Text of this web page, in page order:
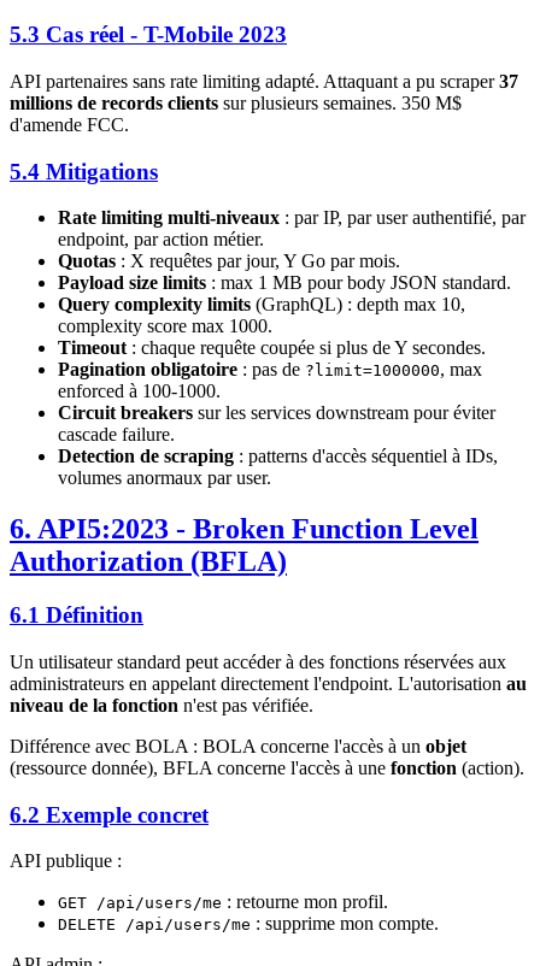
5.3 Cas réel - T-Mobile 2023
API partenaires sans rate limiting adapté. Attaquant a pu scraper37
millions de records clients sur plusieurs semaines. 350 M$
d'amende FCC.
5.4 Mitigations
Rate limiting multi-niveaux : par IP, par user authentifié, par
endpoint, par action métier.
Quotas : X requêtes par jour, Y Go par mois.
Payload size limits : max 1 MB pour body JSON standard.
Query complexity limits (GraphQL) : depth max 10,
complexity score max 1000.
Timeout: chaque requête coupée si plus de Y secondes.
Pagination obligatoire : pas de ?limit=1000000, max
enforced à 100-1000.
Circuit breakers sur les services downstream pour éviter
cascade failure.
Detection de scraping : patterns d'accès séquentiel à IDs,
volumes anormaux par user.
6. API5:2023 - Broken Function Level
Authorization (BFLA)
6.1 Définition
Un utilisateur standard peut accéder à des fonctions réservées aux
administrateurs en appelant directement l'endpoint. L'autorisation au
niveau de la fonction n'est pas vérifiée.
Différence avec BOLA : BOLA concerne l'accès à un objet
(ressource donnée), BFLA concerne l'accès à une fonction (action).
6.2 Exemple concret
API publique :
GET /api/users/me : retourne mon profil.
DELETE /api/users/me : supprime mon compte.